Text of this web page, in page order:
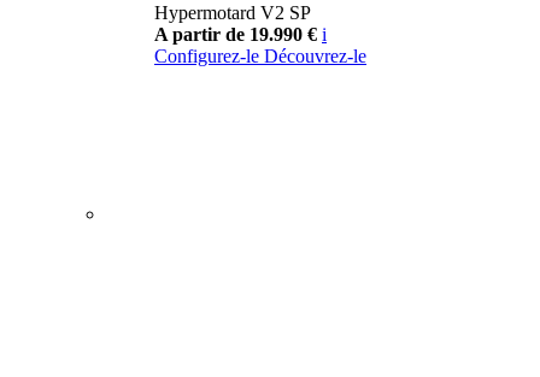
Hypermotard V2 SP
A partir de 19.990 € i
Configurez-le Découvrez-le